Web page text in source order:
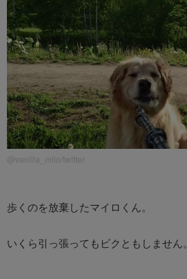
@vanilla_milo/twitter
歩くのを放棄したマイロくん。
いくら引っ張ってもビクともしません。